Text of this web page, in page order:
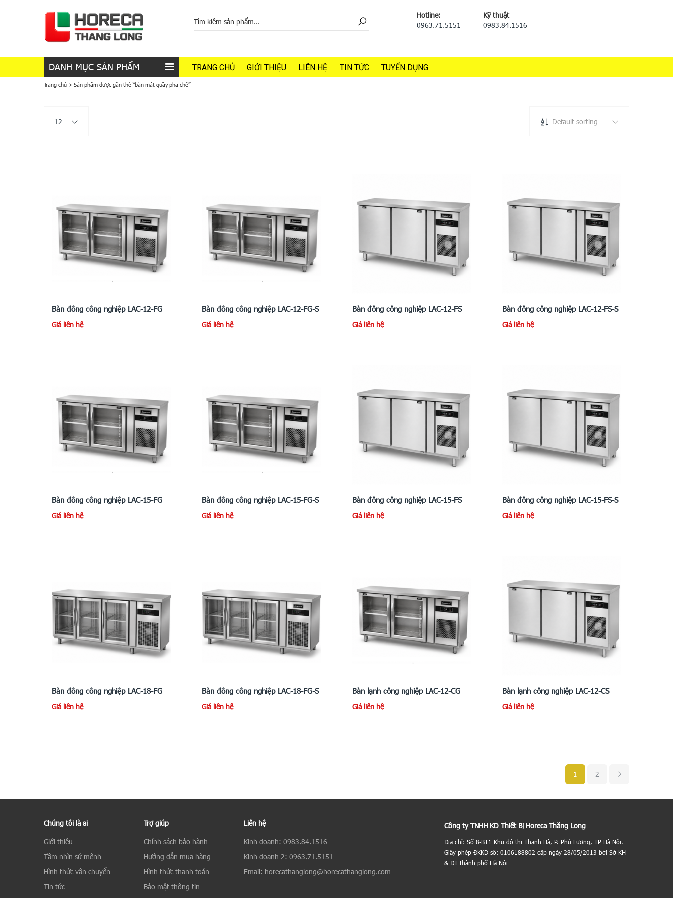
Hotline:
0963.71.5151
Kỹ thuật
0983.84.1516
DANH MỤC SẢN PHẨM TRANG CHỦ GIỚI THIỆU LIÊN HỆ TIN TỨC TUYỂN DỤNG
Trang chủ > Sản phẩm được gắn thẻ “bàn mát quầy pha chế”
12 Default sorting
Bàn đông công nghiệp LAC-12-FG
Giá liên hệ
Bàn đông công nghiệp LAC-12-FG-S
Giá liên hệ
Bàn đông công nghiệp LAC-12-FS
Giá liên hệ
Bàn đông công nghiệp LAC-12-FS-S
Giá liên hệ
Bàn đông công nghiệp LAC-15-FG
Giá liên hệ
Bàn đông công nghiệp LAC-15-FG-S
Giá liên hệ
Bàn đông công nghiệp LAC-15-FS
Giá liên hệ
Bàn đông công nghiệp LAC-15-FS-S
Giá liên hệ
Bàn đông công nghiệp LAC-18-FG
Giá liên hệ
Bàn đông công nghiệp LAC-18-FG-S
Giá liên hệ
Bàn lạnh công nghiệp LAC-12-CG
Giá liên hệ
Bàn lạnh công nghiệp LAC-12-CS
Giá liên hệ
1 2
Chúng tôi là ai
Giới thiệu
Tầm nhìn sứ mệnh
Hình thức vận chuyển
Tin tức
Trợ giúp
Chính sách bảo hành
Hướng dẫn mua hàng
Hình thức thanh toán
Bảo mật thông tin
Liên hệ
Kinh doanh: 0983.84.1516
Kinh doanh 2: 0963.71.5151
Email: horecathanglong@horecathanglong.com
Công ty TNHH KD Thiết Bị Horeca Thăng Long
Địa chỉ: Số 8-BT1 Khu đô thị Thanh Hà, P. Phú Lương, TP Hà Nội.
Giấy phép ĐKKD số: 0106188802 cấp ngày 28/05/2013 bởi Sở KH
& ĐT thành phố Hà Nội